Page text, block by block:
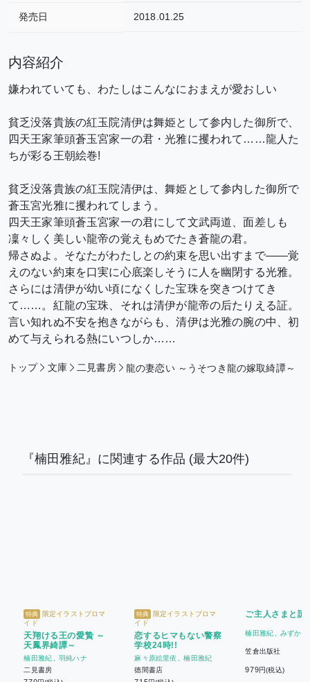
発売日 2018.01.25
内容紹介
嫌われていても、わたしはこんなにおまえが愛おしい
貧乏没落貴族の紅玉院清伊は舞姫として参内した御所で、
四天王家筆頭蒼玉宮家一の君・光雅に攫われて……龍人た
ちが彩る王朝絵巻!
貧乏没落貴族の紅玉院清伊は、舞姫として参内した御所で
蒼玉宮光雅に攫われてしまう。
四天王家筆頭蒼玉宮家一の君にして文武両道、面差しも
凜々しく美しい龍帝の覚えもめでたき蒼龍の君。
帰さぬよ。そなたがわたしとの約束を思い出すまで――覚
えのない約束を口実に心底楽しそうに人を幽閉する光雅。
さらには清伊が幼い頃になくした宝珠を突きつけてき
て……。紅龍の宝珠、それは清伊が龍帝の后たりえる証。
言い知れぬ不安を抱きながらも、清伊は光雅の腕の中、初
めて与えられる熱にいつしか……
トップ 文庫 二見書房 龍の妻恋い ～うそつき龍の嫁取綺譚～
『楠田雅紀』に関連する作品 (最大20件)
特典
限定イラストブロマ
イド
天翔ける王の愛贄 ～
天鳳界綺譚～
楠田雅紀
羽純ハナ
二見書房
特典
限定イラストブロマ
イド
恋するヒマもない警察
学校24時!!
麻々原絵里依
楠田雅紀
徳間書店
ご主人さまと謎
楠田雅紀 みずかね
笠倉出版社
979円(税込)